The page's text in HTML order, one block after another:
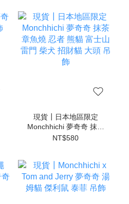
現貨┃日本地區限定
Monchhichi 夢奇奇 抹茶
章魚燒 忍者 熊貓 富士山
NT$580